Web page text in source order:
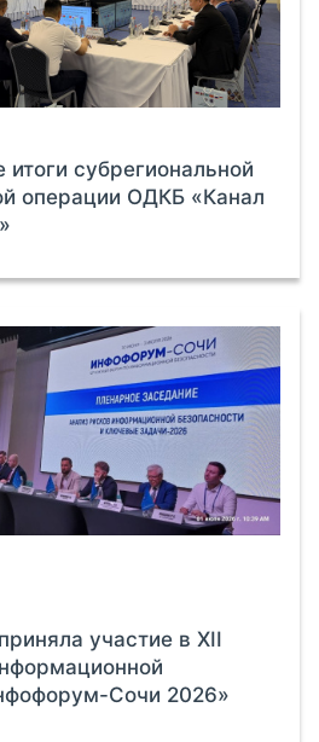
субрегиональной
операции ОДКБ «Канал
участие в XII
Сочи 2026»